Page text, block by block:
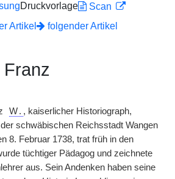
Druckvorlage
Scan
Artikel
folgender Artikel
Franz
W. , kaiserlicher Historiograph,
schwäbischen Reichsstadt Wangen
8. Februar 1738, trat früh in den
tüchtiger Pädagog und zeichnete
aus. Sein Andenken haben seine